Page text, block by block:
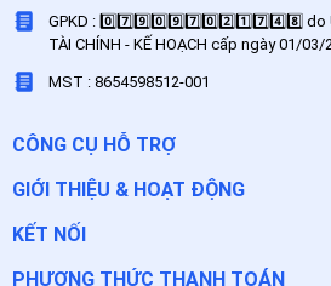
GPKD : 0️⃣7️⃣9️⃣0️⃣9️⃣7️⃣0️⃣2️⃣1️⃣7️⃣4️⃣8️⃣
TÀI CHÍNH - KẾ HOẠCH cấp ngày 01/03/
MST : 8654598512-001
CÔNG CỤ HỖ TRỢ
GIỚI THIỆU & HOẠT ĐỘNG
KẾT NỐI
PHƯƠNG THỨC THANH TOÁN